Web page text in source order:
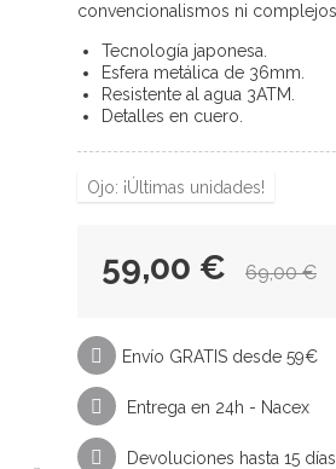
convencionalismos ni
Tecnología japonesa.
Esfera metálica de 36mm.
Resistente al agua 3ATM.
Detalles en cuero.
Ojo: ¡Últimas unidades!
59,00 € 69,00 €
Envío GRATIS desde 59€
Entrega en 24h - Nacex
Devoluciones hasta 15 días